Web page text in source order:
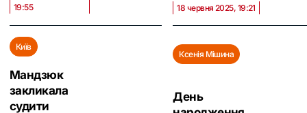
19:55
18 червня 2025, 19:21
Київ
Мандзюк
закликала
судити
Ксенія Мішина
День